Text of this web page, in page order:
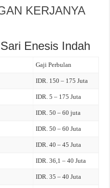
KERJANYA
Enesis Indah
Gaji Perbulan
IDR. 150 – 175 Juta
IDR. 5 – 175 Juta
IDR. 50 – 60 juta
IDR. 50 – 60 Juta
IDR. 40 – 45 Juta
IDR. 36,1 – 40 Juta
IDR. 35 – 40 Juta